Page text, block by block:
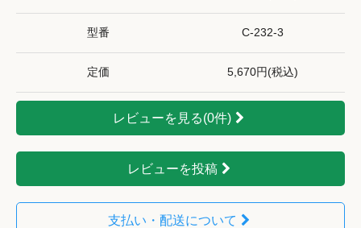
型番 C-232-3
定価 5,670円(税込)
レビューを見る(0件)
レビューを投稿
支払い・配送について